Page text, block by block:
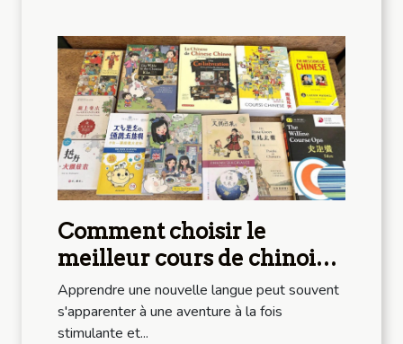
Comment choisir le
meilleur cours de chinois
pour vos besoins
spécifiques
Apprendre une nouvelle langue peut souvent
s'apparenter à une aventure à la fois
stimulante et...